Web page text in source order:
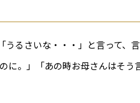
るさいな・・・」と言って、
に。」「あの時お母さんはそ